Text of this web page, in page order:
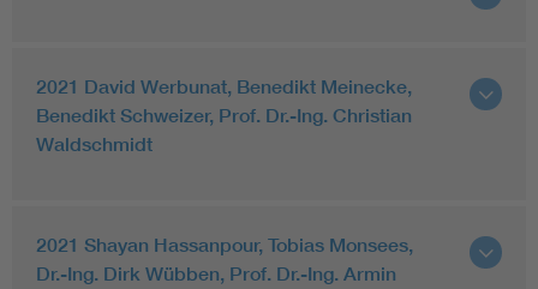
2021 David Werbunat, Benedikt Meinecke,
Benedikt Schweizer, Prof. Dr.-Ing. Christian
Waldschmidt
2021 Shayan Hassanpour, Tobias Monsees,
Dr.-Ing. Dirk Wübben, Prof. Dr.-Ing. Armin